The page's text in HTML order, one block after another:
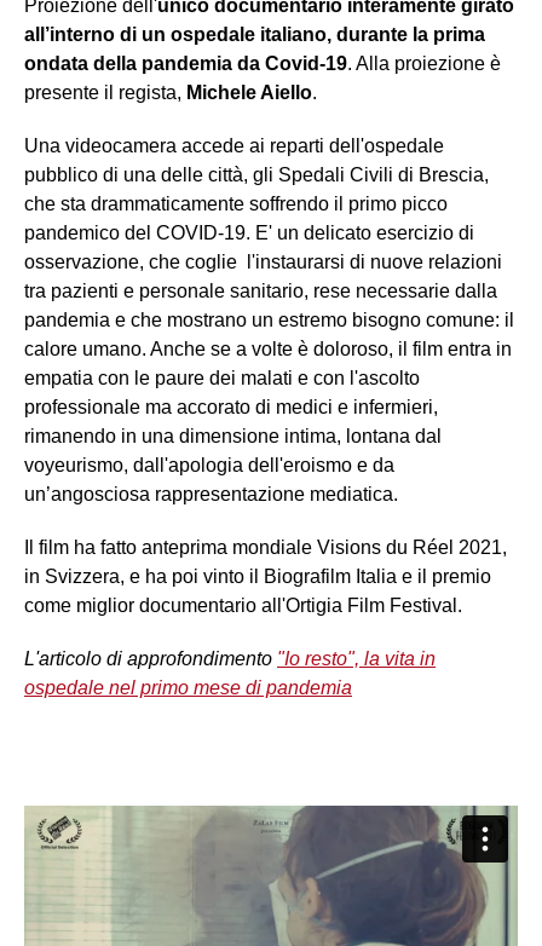
Proiezione dell'unico documentario interamente girato
all’interno di un ospedale italiano, durante la prima
ondata della pandemia da Covid-19. Alla proiezione è
presente il regista, Michele Aiello.
Una videocamera accede ai reparti dell'ospedale
pubblico di una delle città, gli Spedali Civili di Brescia,
che sta drammaticamente soffrendo il primo picco
pandemico del COVID-19. E' un delicato esercizio di
osservazione, che coglie l'instaurarsi di nuove relazioni
tra pazienti e personale sanitario, rese necessarie dalla
pandemia e che mostrano un estremo bisogno comune: il
calore umano. Anche se a volte è doloroso, il film entra in
empatia con le paure dei malati e con l'ascolto
professionale ma accorato di medici e infermieri,
rimanendo in una dimensione intima, lontana dal
voyeurismo, dall'apologia dell'eroismo e da
un’angosciosa rappresentazione mediatica.
Il film ha fatto anteprima mondiale Visions du Réel 2021,
in Svizzera, e ha poi vinto il Biografilm Italia e il premio
come miglior documentario all'Ortigia Film Festival.
L'articolo di approfondimento "Io resto", la vita in
ospedale nel primo mese di pandemia